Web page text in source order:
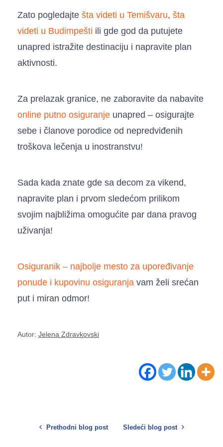
Zato pogledajte šta videti u Temišvaru, šta
videti u Budimpešti ili gde god da putujete
unapred istražite destinaciju i napravite plan
aktivnosti.
Za prelazak granice, ne zaboravite da nabavite
online putno osiguranje unapred – osigurajte
sebe i članove porodice od nepredviđenih
troškova lečenja u inostranstvu!
Sada kada znate gde sa decom za vikend,
napravite plan i prvom sledećom prilikom
svojim najbližima omogućite par dana pravog
uživanja!
Osiguranik – najbolje mesto za upoređivanje
ponude i kupovinu osiguranja vam želi srećan
put i miran odmor!
Autor: Jelena Zdravkovski
Prethodni blog post Sledeći blog post